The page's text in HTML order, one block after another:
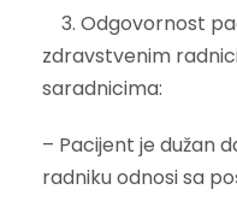
3. Odgovornost
zdravstvenim
saradnicima:
– Pacijent je dužan
radniku odnosi sa